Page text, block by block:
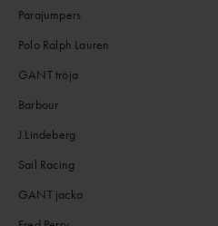
Parajumpers
Polo Ralph Lauren
GANT tröja
Barbour
J.Lindeberg
Sail Racing
GANT jacka